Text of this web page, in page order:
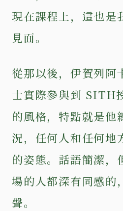
現在課程上，這也是
見面。
從那以後，伊賀列
士實際參與到 SITH
的風格，特點就是他
況，任何人和任何地
的姿態。話語簡潔，
場的人都深有同感的
聲。